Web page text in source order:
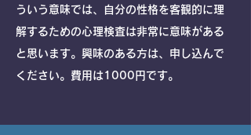
ういう意味では、自分の性格を客観的に理
解するための心理検査は非常に意味がある
と思います。興味のある方は、申し込んで
ください。費用は1000円です。